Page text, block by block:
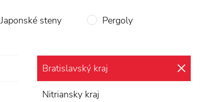
Japonské steny Pergoly
Bratislavský kraj
Nitriansky kraj